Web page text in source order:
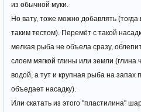
из обычной муки.
Но вату, тоже можно добавлять
таким тестом). Перемёт с такой
мелкая рыба не объела сразу,
слоем мягкой глины или земли (глина
водой, а тут и крупная рыба на запах
объедает насадку).
Или скатать из этого "пластилина"